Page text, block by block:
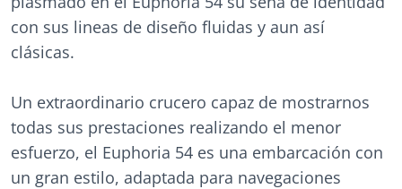
con sus lineas de diseño fluidas y aun así
clásicas.
Un extraordinario crucero capaz de mostrarnos
todas sus prestaciones realizando el menor
esfuerzo, el Euphoria 54 es una embarcación con
un gran estilo, adaptada para navegaciones